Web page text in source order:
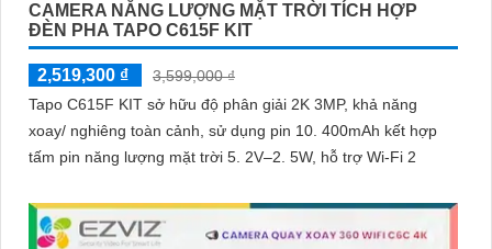
CAMERA NĂNG LƯỢNG MẶT TRỜI TÍCH HỢP
ĐÈN PHA TAPO C615F KIT
2,519,300 ₫
3,599,000 ₫
Tapo C615F KIT sở hữu độ phân giải 2K 3MP, khả năng
xoay/ nghiêng toàn cảnh, sử dụng pin 10. 400mAh kết hợp
tấm pin năng lượng mặt trời 5. 2V–2. 5W, hỗ trợ Wi-Fi 2